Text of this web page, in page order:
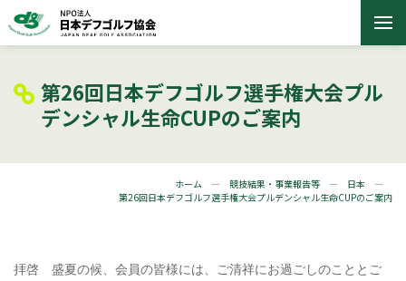
第26回日本デフゴルフ選手権大会プル
デンシャル生命CUPのご案内
ホーム 競技結果・事業報告等
日本
第26回日本デフゴルフ選手権大会プルデンシャル生命CUPのご案内
拝啓 盛夏の候、会員の皆様には、ご清祥にお過ごしのこととご